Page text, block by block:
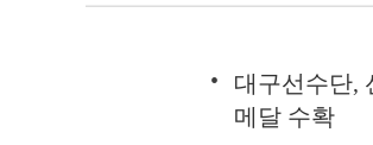
대구선수단,
메달 수확